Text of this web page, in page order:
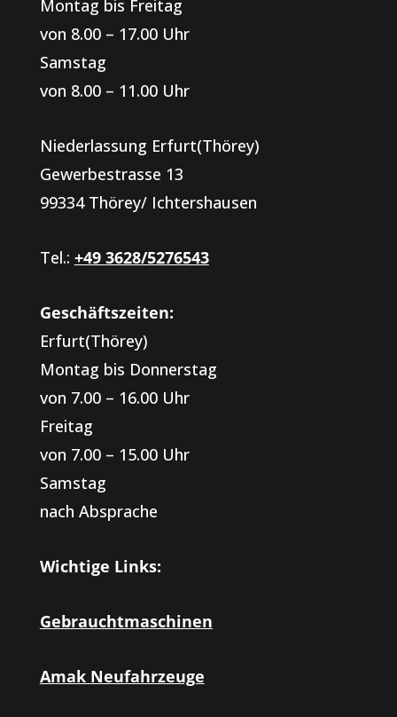
Montag bis Freitag
von 8.00 – 17.00 Uhr
Samstag
von 8.00 – 11.00 Uhr
Niederlassung Erfurt(Thörey)
Gewerbestrasse 13
99334 Thörey/ Ichtershausen
Tel.: +49 3628/5276543
Geschäftszeiten:
Erfurt(Thörey)
Montag bis Donnerstag
von 7.00 – 16.00 Uhr
Freitag
von 7.00 – 15.00 Uhr
Samstag
nach Absprache
Wichtige Links:
Gebrauchtmaschinen
Amak Neufahrzeuge